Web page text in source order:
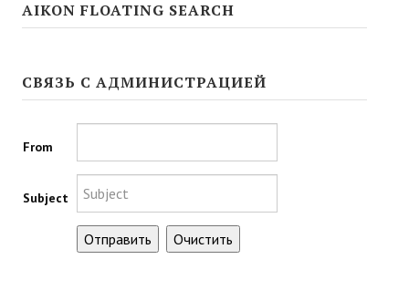
Моды
Dragon Age: Origins
Dragon Age 2
Dragon Age: Inquisition
AIKON FLOATING SEARCH
СВЯЗЬ С АДМИНИСТРАЦИЕЙ
From
Subject